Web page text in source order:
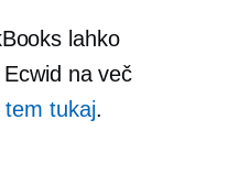
lahko
na več
tem tukaj.